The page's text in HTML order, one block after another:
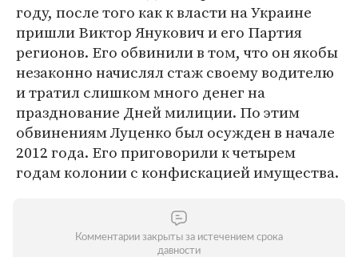
году, после того как к власти на Украине
пришли Виктор Янукович и его Партия
регионов. Его обвинили в том, что он якобы
незаконно начислял стаж своему водителю
и тратил слишком много денег на
празднование Дней милиции. По этим
обвинениям Луценко был осужден в начале
2012 года. Его приговорили к четырем
годам колонии с конфискацией имущества.
Комментарии закрыты за истечением срока
давности